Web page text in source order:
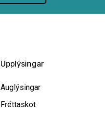
Upplýsingar
Auglýsingar
Fréttaskot